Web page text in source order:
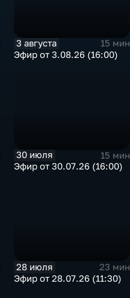
3 августа
15 мин
Эфир от 3.08.26 (16:00)
30 июля
15 мин
Эфир от 30.07.26 (16:00)
28 июля
23 мин
Эфир от 28.07.26 (11:30)